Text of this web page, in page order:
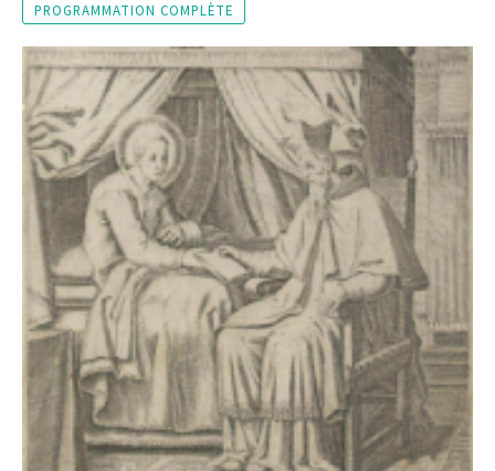
PROGRAMMATION COMPLÈTE